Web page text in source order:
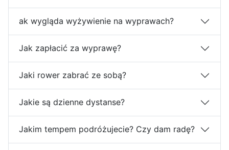
ak wygląda wyżywienie na wyprawach?
Jak zapłacić za wyprawę?
Jaki rower zabrać ze sobą?
Jakie są dzienne dystanse?
Jakim tempem podróżujecie? Czy dam radę?